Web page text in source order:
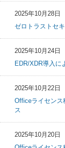
2025年10月28日
ゼロトラストセ
2025年10月24日
EDR/XDR導入に
2025年10月22日
Officeライセンス
ス
2025年10月20日